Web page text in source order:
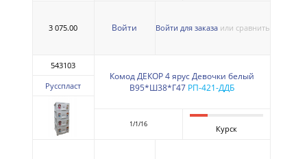
3 075.00 Войти Войти для заказа или сравнить
543103
Русспласт
Комод ДЕКОР 4 ярус Девочки белый
В95*Ш38*Г47 РП-421-ДДБ
1/1/16 Курск